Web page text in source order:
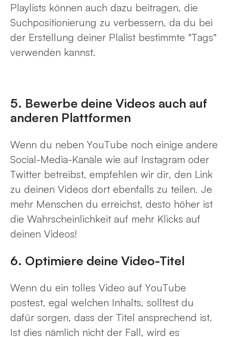
Playlists können auch dazu beitragen, die
Suchpositionierung zu verbessern, da du bei
der Erstellung deiner Plalist bestimmte "Tags"
verwenden kannst.
5. Bewerbe deine Videos auch auf
anderen Plattformen
Wenn du neben YouTube noch einige andere
Social-Media-Kanäle wie auf Instagram oder
Twitter betreibst, empfehlen wir dir, den Link
zu deinen Videos dort ebenfalls zu teilen. Je
mehr Menschen du erreichst, desto höher ist
die Wahrscheinlichkeit auf mehr Klicks auf
deinen Videos!
6. Optimiere deine Video-Titel
Wenn du ein tolles Video auf YouTube
postest, egal welchen Inhalts, solltest du
dafür sorgen, dass der Titel ansprechend ist.
Ist dies nämlich nicht der Fall, wird es